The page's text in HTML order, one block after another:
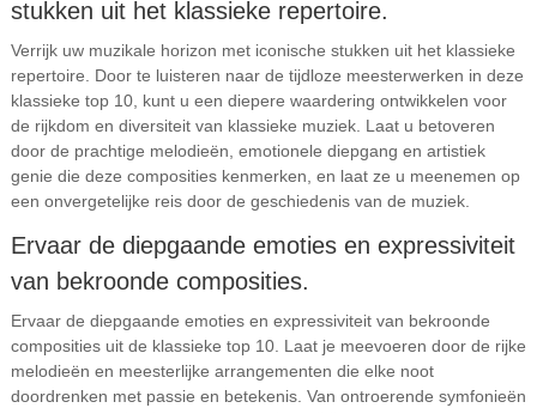
stukken uit het klassieke repertoire.
Verrijk uw muzikale horizon met iconische stukken uit het klassieke
repertoire. Door te luisteren naar de tijdloze meesterwerken in deze
klassieke top 10, kunt u een diepere waardering ontwikkelen voor
de rijkdom en diversiteit van klassieke muziek. Laat u betoveren
door de prachtige melodieën, emotionele diepgang en artistiek
genie die deze composities kenmerken, en laat ze u meenemen op
een onvergetelijke reis door de geschiedenis van de muziek.
Ervaar de diepgaande emoties en expressiviteit
van bekroonde composities.
Ervaar de diepgaande emoties en expressiviteit van bekroonde
composities uit de klassieke top 10. Laat je meevoeren door de rijke
melodieën en meesterlijke arrangementen die elke noot
doordrenken met passie en betekenis. Van ontroerende symfonieën